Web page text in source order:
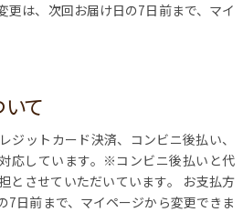
更は、次回お届け日の7日前まで、マイ
て
ジットカード決済、コンビニ後払い、
応しています。※コンビニ後払いと代
させていただいています。
お支払方
7日前まで、マイページから変更できま